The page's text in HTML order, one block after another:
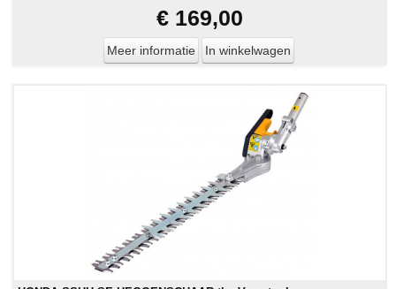
€ 169,00
Meer informatie In winkelwagen